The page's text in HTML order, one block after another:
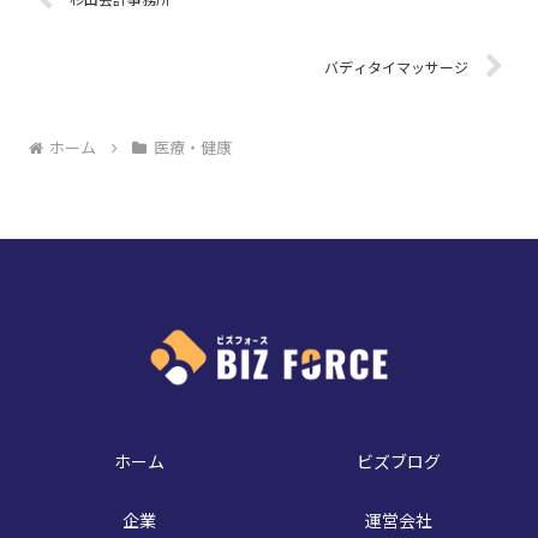
バディタイマッサージ
ホーム 医療・健康
ホーム ビズブログ
企業 運営会社